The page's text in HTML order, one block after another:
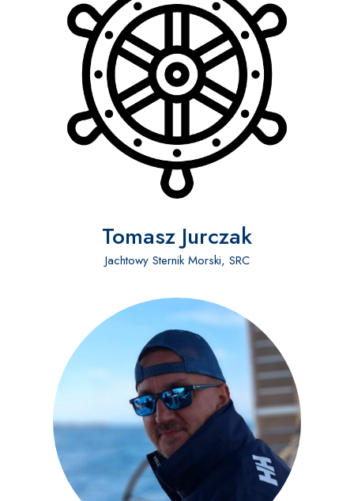
Tomasz Jurczak
Jachtowy Sternik Morski, SRC